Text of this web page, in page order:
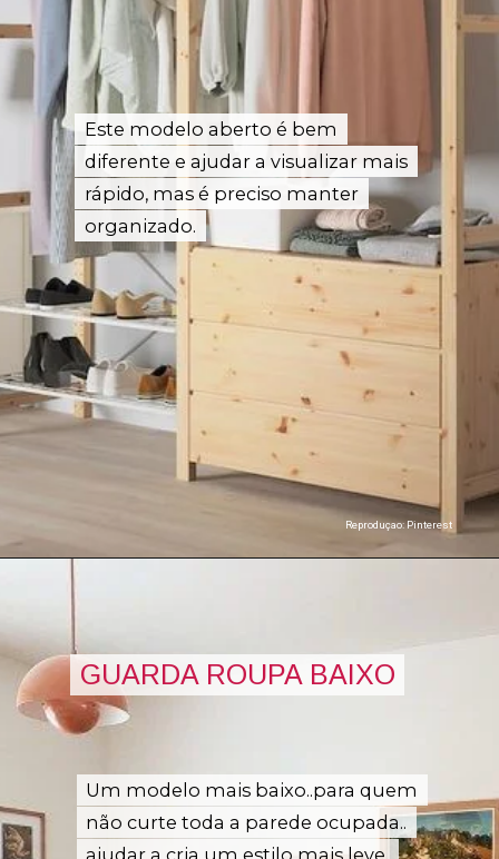
Este modelo aberto é bem
diferente e ajudar a visualizar mais
rápido, mas é preciso manter
organizado.
Este modelo aberto é bem
diferente e ajudar a visualizar mais
rápido, mas é preciso manter
organizado.
Reproduçao: Pinterest
GUARDA ROUPA BAIXO
GUARDA ROUPA BAIXO
Um modelo mais baixo..para quem
não curte toda a parede ocupada..
Um modelo mais baixo..para quem
não curte toda a parede ocupada..